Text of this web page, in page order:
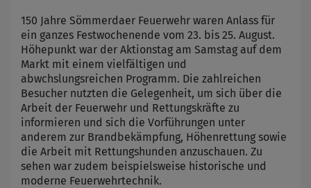
150 Jahre Sömmerdaer Feuerwehr waren Anlass für
ein ganzes Festwochenende vom 23. bis 25. August.
Höhepunkt war der Aktionstag am Samstag auf dem
Markt mit einem vielfältigen und
abwchslungsreichen Programm. Die zahlreichen
Besucher nutzten die Gelegenheit, um sich über die
Arbeit der Feuerwehr und Rettungskräfte zu
informieren und sich die Vorführungen unter
anderem zur Brandbekämpfung, Höhenrettung sowie
die Arbeit mit Rettungshunden anzuschauen. Zu
sehen war zudem beispielsweise historische und
moderne Feuerwehrtechnik.